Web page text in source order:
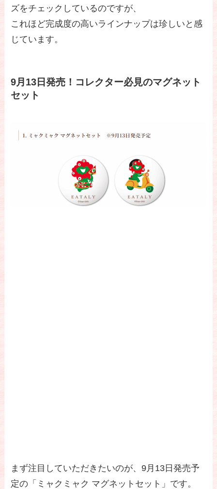
ズをチェックしているのですが、
これほど完成度の高いラインナップは珍しいと感
じています。
9月13日発売！コレクター必見のマグネット
セット
まず注目していただきたいのが、9月13日発売予
定の「ミャクミャク マグネットセット」です。